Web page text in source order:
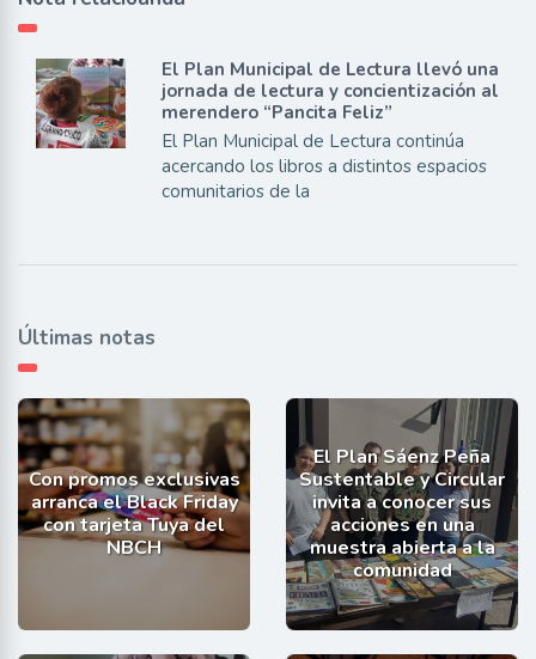
El Plan Municipal de Lectura llevó una
jornada de lectura y concientización al
merendero “Pancita Feliz”
El Plan Municipal de Lectura continúa
acercando los libros a distintos espacios
comunitarios de la
Últimas notas
Con promos exclusivas
arranca el Black Friday
con tarjeta Tuya del
NBCH
El Plan Sáenz Peña
Sustentable y Circular
invita a conocer sus
acciones en una
muestra abierta a la
comunidad